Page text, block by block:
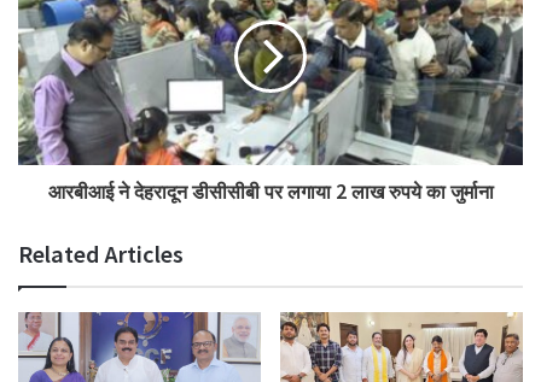
आरबीआई ने देहरादून डीसीसीबी पर लगाया 2 लाख रुपये का जुर्माना
Related Articles